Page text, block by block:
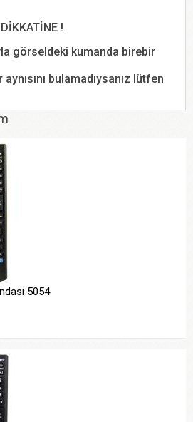
!
görseldeki kumanda birebir
bulamadıysanız lütfen
5054